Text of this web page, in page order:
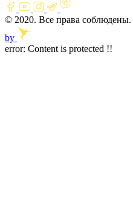
© 2020. Все права соблюдены.
by
error: Content is protected !!